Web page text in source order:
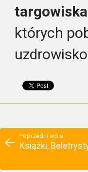
których
Poprzedni wpis
Książki,